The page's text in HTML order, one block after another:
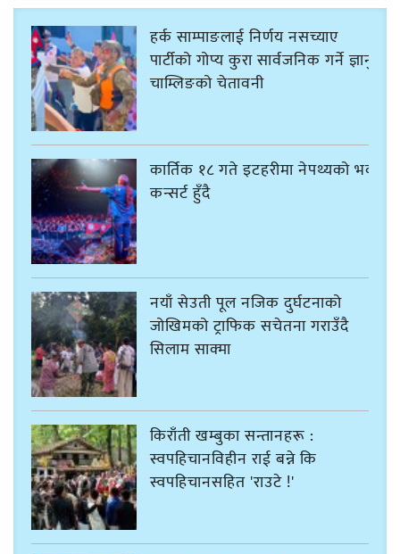
हर्क साम्पाङलाई निर्णय नसच्याए
पार्टीको गोप्य कुरा सार्वजनिक गर्ने ज्ञानु
चाम्लिङको चेतावनी
कार्तिक १८ गते इटहरीमा नेपथ्यको भव्य
कन्सर्ट हुँदै
नयाँ सेउती पूल नजिक दुर्घटनाको
जोखिमको ट्राफिक सचेतना गराउँदै
सिलाम साक्मा
किराँती खम्बुका सन्तानहरू :
स्वपहिचानविहीन राई बन्ने कि
स्वपहिचानसहित 'राउटे !'